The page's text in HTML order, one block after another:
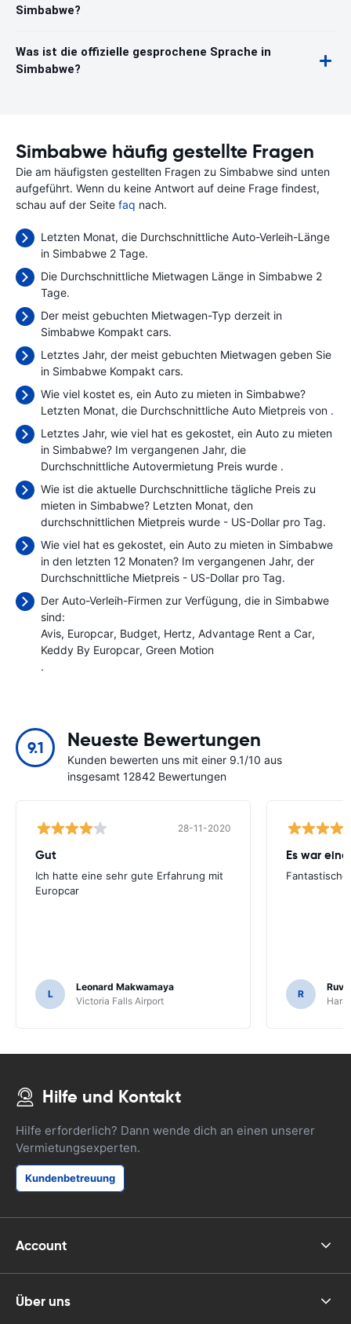
Simbabwe?
Was ist die offizielle gesprochene Sprache in
Simbabwe?
Simbabwe häufig gestellte Fragen
Die am häufigsten gestellten Fragen zu Simbabwe sind unten
aufgeführt. Wenn du keine Antwort auf deine Frage findest,
schau auf der Seite faq nach.
Letzten Monat, die Durchschnittliche Auto-Verleih-Länge
in Simbabwe 2 Tage.
Die Durchschnittliche Mietwagen Länge in Simbabwe 2
Tage.
Der meist gebuchten Mietwagen-Typ derzeit in
Simbabwe Kompakt cars.
Letztes Jahr, der meist gebuchten Mietwagen geben Sie
in Simbabwe Kompakt cars.
Wie viel kostet es, ein Auto zu mieten in Simbabwe?
Letzten Monat, die Durchschnittliche Auto Mietpreis von .
Letztes Jahr, wie viel hat es gekostet, ein Auto zu mieten
in Simbabwe? Im vergangenen Jahr, die
Durchschnittliche Autovermietung Preis wurde .
Wie ist die aktuelle Durchschnittliche tägliche Preis zu
mieten in Simbabwe? Letzten Monat, den
durchschnittlichen Mietpreis wurde - US-Dollar pro Tag.
Wie viel hat es gekostet, ein Auto zu mieten in Simbabwe
in den letzten 12 Monaten? Im vergangenen Jahr, der
Durchschnittliche Mietpreis - US-Dollar pro Tag.
Der Auto-Verleih-Firmen zur Verfügung, die in Simbabwe
sind:
Avis Europcar Budget Hertz Advantage Rent a Car
Keddy By Europcar Green Motion
.
9.1 Neueste Bewertungen
Kunden bewerten uns mit einer 9.1/10 aus
insgesamt 12842 Bewertungen
28-11-2020
Gut
Ich hatte eine sehr gute Erfahrung mit
Europcar
L
Leonard Makwamaya
Victoria Falls Airport
R
Hilfe und Kontakt
Hilfe erforderlich? Dann wende dich an einen unserer
Vermietungsexperten.
Kundenbetreuung
Account
Über uns